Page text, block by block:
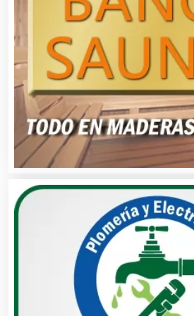
Cancelería de Aluminio
Capacitación
Carnicerías
Carpinterías
Centros Comerciales
Centros de Espectáculos